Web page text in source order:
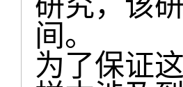
间。
为了保证